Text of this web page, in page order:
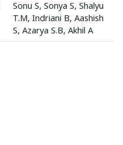
Sonu S, Sonya S, Shalyu
T.M, Indriani B, Aashish
S, Azarya S.B, Akhil A